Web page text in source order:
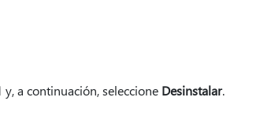
y, a continuación, seleccione Desinstalar.